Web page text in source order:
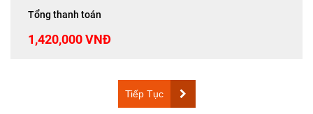
Tổng thanh toán
1,420,000 VNĐ
Tiếp Tục